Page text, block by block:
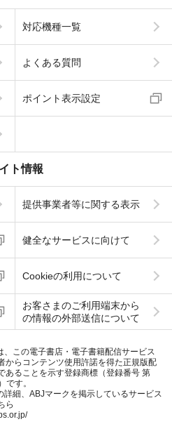
対応機種一覧
よくある質問
ポイント表示設定
ト情報
提供事業者等に関する表示
健全なサービスに向けて
Cookieの利用について
お客さまのご利用端末から
の情報の外部送信について
、この電子書店・電子書籍配信サービス
からコンテンツ使用許諾を得た正規版配
あることを示す登録商標（登録番号 第
です。
詳細、ABJマークを掲示しているサービス
ら